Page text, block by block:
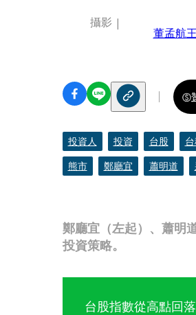
鄭廳宜（左起）、蕭明
投資策略。
攝影
董孟航
投資人 投資 台股
熊市
鄭廳宜 蕭明道
台股指數從高點回